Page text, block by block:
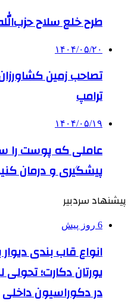
طرح خلع سلاح
۱۴۰۴/۰۵/۲۰
تصاحب زمین
ترامپ
۱۴۰۴/۰۵/۱۹
عاملی که پوست را
پیشگیری و درمان
پیشنهاد سردبیر
6 روز پیش
انواع قاب بندی
یورتان دکارت؛
در دکوراسیون داخلی